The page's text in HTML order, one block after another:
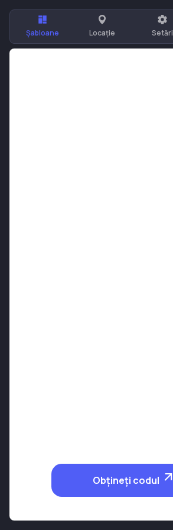
Șabloane Locație Setări
Obțineți codul